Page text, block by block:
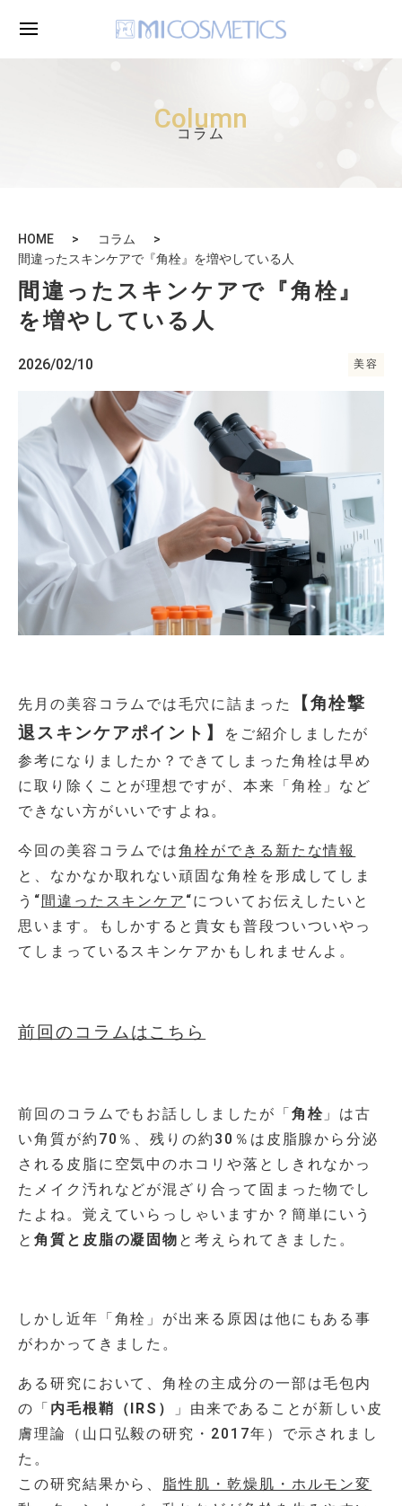
Column
コラム
HOME
コラム
間違ったスキンケアで『角栓』を増やしている人
間違ったスキンケアで『角栓』
を増やしている人
2026/02/10 美容
先月の美容コラムでは毛穴に詰まった
【角栓撃
退スキンケアポイント】
をご紹介しましたが
参考になりましたか？できてしまった角栓は早め
に取り除くことが理想ですが、本来「角栓」など
できない方がいいですよね。
今回の美容コラムでは角栓ができる新たな情報
と、なかなか取れない頑固な角栓を形成してしま
う“間違ったスキンケア “についてお伝えしたいと
思います。もしかすると貴女も普段ついついやっ
てしまっているスキンケアかもしれませんよ。
前回のコラムはこちら
前回のコラムでもお話ししましたが「角栓 」は古
い角質が約70％、残りの約30％は皮脂腺から分泌
される皮脂に空気中のホコリや落としきれなかっ
たメイク汚れなどが混ざり合って固まった物でし
たよね。覚えていらっしゃいますか？簡単にいう
と 角質と皮脂の凝固物 と考えられてきました。
しかし近年「角栓」が出来る原因は他にもある事
がわかってきました。
ある研究において、角栓の主成分の一部は毛包内
の「 内毛根鞘（IRS）
」由来であることが新しい皮
膚理論（山口弘毅の研究・2017年）で示されまし
た。
この研究結果から、 脂性肌・乾燥肌・ホルモン変